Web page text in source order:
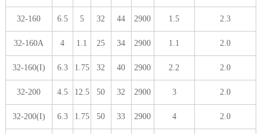
32-160 6.5 5 32 44 2900 1.5 2.3
32-160A 4 1.1 25 34 2900 1.1 2.0
32-160(I) 6.3 1.75 32 40 2900 2.2 2.0
32-200 4.5 12.5 50 32 2900 3 2.0
32-200(I) 6.3 1.75 50 33 2900 4 2.0